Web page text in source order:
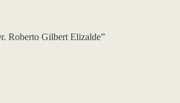
Roberto Gilbert Elizalde”